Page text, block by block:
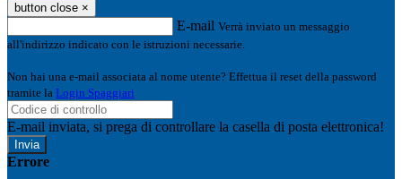
button close ×
E-mail Verrà inviato un messaggio
all'indirizzo indicato con le istruzioni necessarie.
Non hai una e-mail associata al nome utente? Effettua il reset della password
tramite la Login Spaggiari
E-mail inviata, si prega di controllare la casella di posta elettronica!
Errore